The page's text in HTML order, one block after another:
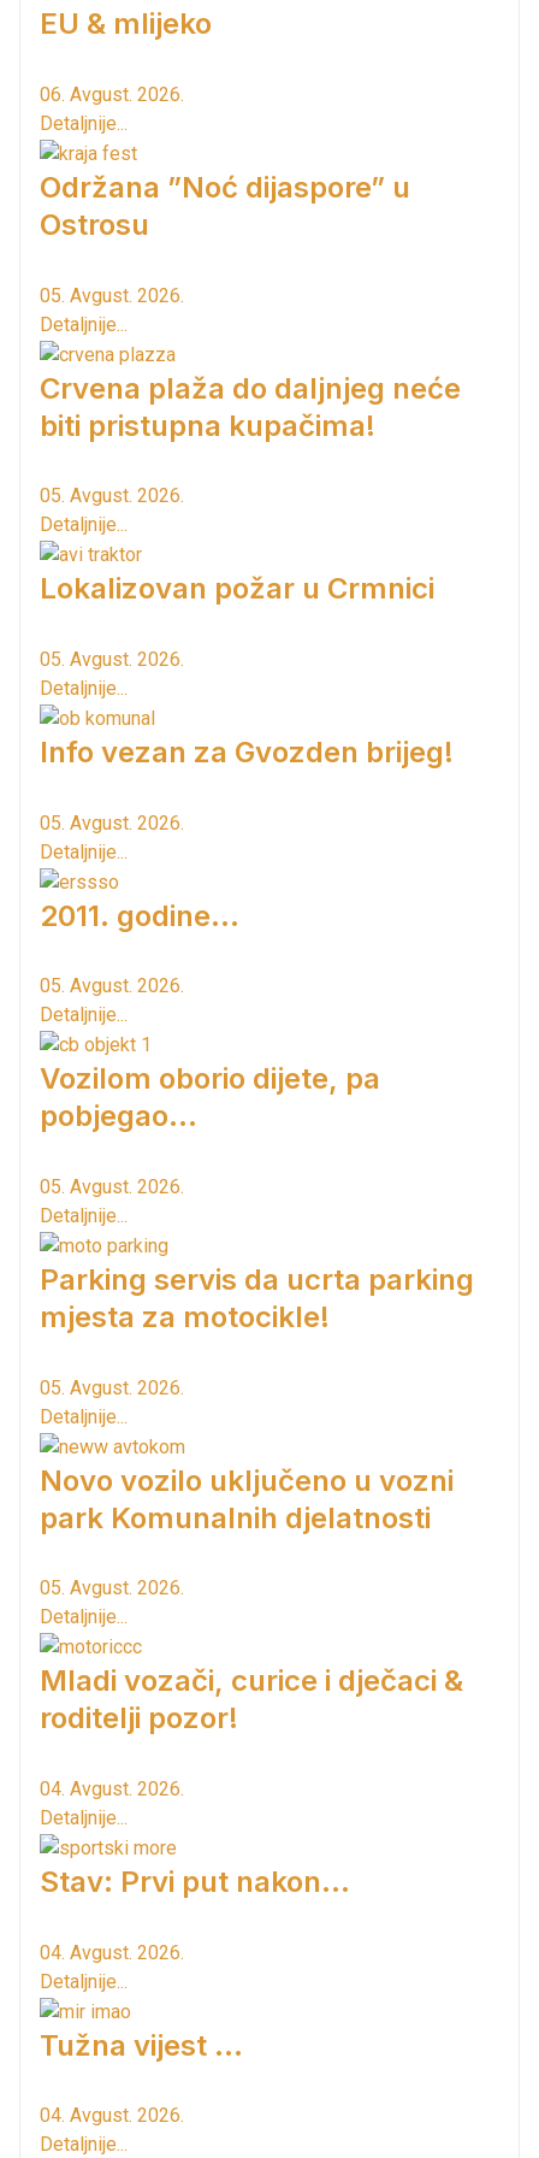
EU & mlijeko
06. Avgust. 2026.
Detaljnije...
Održana ”Noć dijaspore” u
Ostrosu
05. Avgust. 2026.
Detaljnije...
Crvena plaža do daljnjeg neće
biti pristupna kupačima!
05. Avgust. 2026.
Detaljnije...
Lokalizovan požar u Crmnici
05. Avgust. 2026.
Detaljnije...
Info vezan za Gvozden brijeg!
05. Avgust. 2026.
Detaljnije...
2011. godine...
05. Avgust. 2026.
Detaljnije...
Vozilom oborio dijete, pa
pobjegao...
05. Avgust. 2026.
Detaljnije...
Parking servis da ucrta parking
mjesta za motocikle!
05. Avgust. 2026.
Detaljnije...
Novo vozilo uključeno u vozni
park Komunalnih djelatnosti
05. Avgust. 2026.
Detaljnije...
Mladi vozači, curice i dječaci &
roditelji pozor!
04. Avgust. 2026.
Detaljnije...
Stav: Prvi put nakon…
04. Avgust. 2026.
Detaljnije...
Tužna vijest ...
04. Avgust. 2026.
Detaljnije...